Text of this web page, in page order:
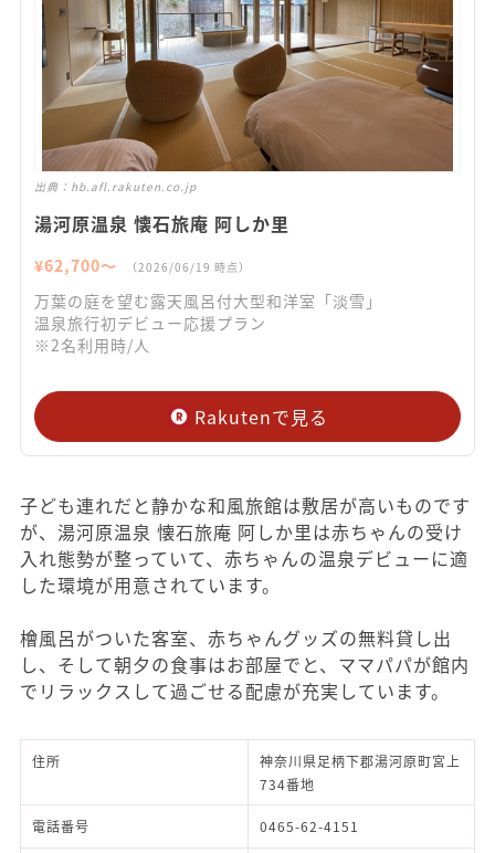
出典： hb.afl.rakuten.co.jp
湯河原温泉 懐石旅庵 阿しか里
¥62,700〜 （2026/06/19 時点）
万葉の庭を望む露天風呂付大型和洋室「淡雪」
温泉旅行初デビュー応援プラン
※2名利用時/人
Rakutenで見る
子ども連れだと静かな和風旅館は敷居が高いものです
が、湯河原温泉 懐石旅庵 阿しか里は赤ちゃんの受け
入れ態勢が整っていて、赤ちゃんの温泉デビューに適
した環境が用意されています。
檜風呂がついた客室、赤ちゃんグッズの無料貸し出
し、そして朝夕の食事はお部屋でと、ママパパが館内
でリラックスして過ごせる配慮が充実しています。
住所
神奈川県足柄下郡湯河原町宮上
734番地
電話番号 0465-62-4151